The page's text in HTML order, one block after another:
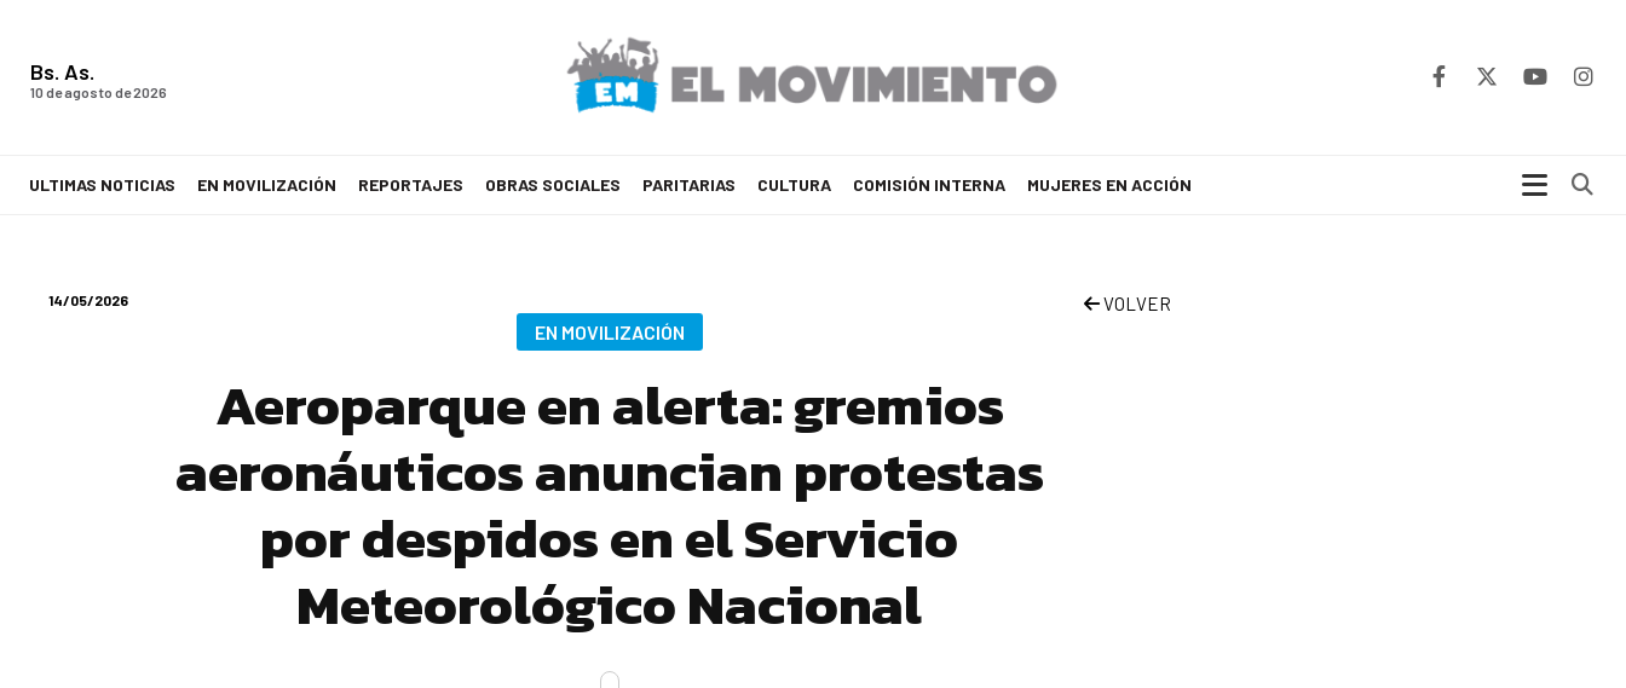
Bs. As.
10 de agosto de 2026
ULTIMAS NOTICIAS EN MOVILIZACIÓN REPORTAJES OBRAS SOCIALES PARITARIAS CULTURA COMISIÓN INTERNA MUJERES EN ACCIÓN
14/05/2026 VOLVER
EN MOVILIZACIÓN
Aeroparque en alerta: gremios
aeronáuticos anuncian protestas
por despidos en el Servicio
Meteorológico Nacional